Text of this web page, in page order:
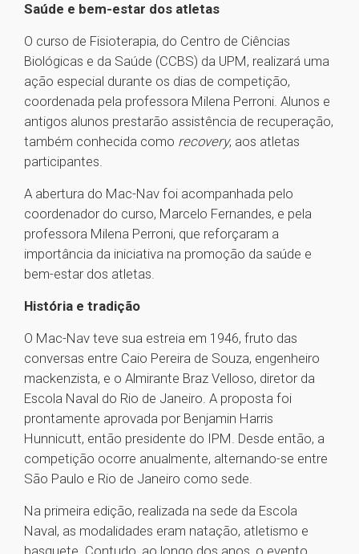
Saúde e bem-estar dos atletas
O curso de Fisioterapia, do Centro de Ciências
Biológicas e da Saúde (CCBS) da UPM, realizará uma
ação especial durante os dias de competição,
coordenada pela professora Milena Perroni. Alunos e
antigos alunos prestarão assistência de recuperação,
também conhecida como recovery, aos atletas
participantes.
A abertura do Mac-Nav foi acompanhada pelo
coordenador do curso, Marcelo Fernandes, e pela
professora Milena Perroni, que reforçaram a
importância da iniciativa na promoção da saúde e
bem-estar dos atletas.
História e tradição
O Mac-Nav teve sua estreia em 1946, fruto das
conversas entre Caio Pereira de Souza, engenheiro
mackenzista, e o Almirante Braz Velloso, diretor da
Escola Naval do Rio de Janeiro. A proposta foi
prontamente aprovada por Benjamin Harris
Hunnicutt, então presidente do IPM. Desde então, a
competição ocorre anualmente, alternando-se entre
São Paulo e Rio de Janeiro como sede.
Na primeira edição, realizada na sede da Escola
Naval, as modalidades eram natação, atletismo e